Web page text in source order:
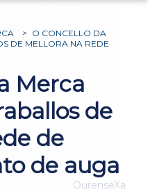
> O CONCELLO DA
DE MELLORA NA REDE
Merca
de
de
de auga
OurenseXa